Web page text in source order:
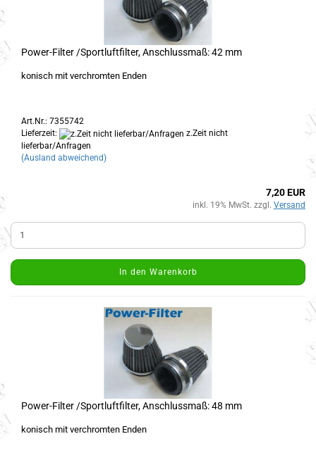
Power-Filter /Sportluftfilter, Anschlussmaß: 42 mm
konisch mit verchromten Enden
Art.Nr.: 7355742
Lieferzeit:
z.Zeit nicht
lieferbar/Anfragen
(Ausland abweichend)
7,20 EUR
inkl. 19% MwSt. zzgl. Versand
In den Warenkorb
Power-Filter /Sportluftfilter, Anschlussmaß: 48 mm
konisch mit verchromten Enden